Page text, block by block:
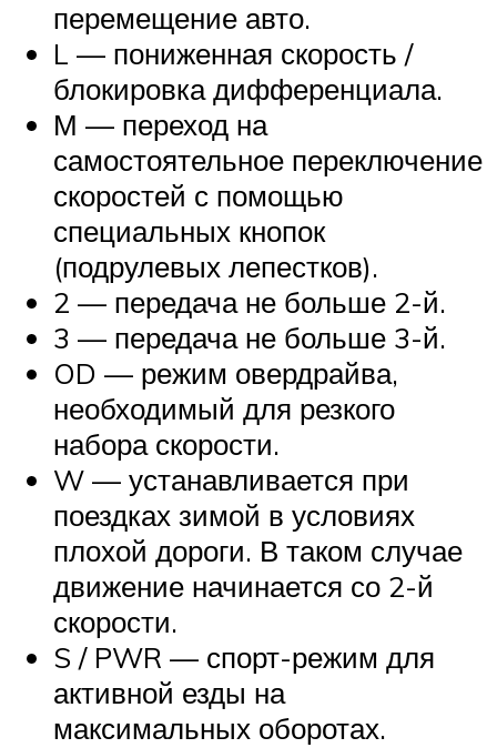
перемещение авто.
L — пониженная скорость /
блокировка дифференциала.
М — переход на
самостоятельное переключение
скоростей с помощью
специальных кнопок
(подрулевых лепестков).
2 — передача не больше 2-й.
3 — передача не больше 3-й.
OD — режим овердрайва,
необходимый для резкого
набора скорости.
W — устанавливается при
поездках зимой в условиях
плохой дороги. В таком случае
движение начинается со 2-й
скорости.
S / PWR — спорт-режим для
активной езды на
максимальных оборотах.